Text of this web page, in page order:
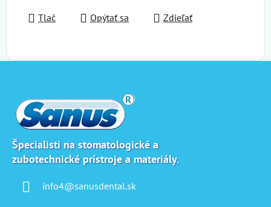
Tlač Opýtať sa Zdieľať
Špecialisti na stomatologické a
zubotechnické prístroje a materiály.
info4@sanusdental.sk